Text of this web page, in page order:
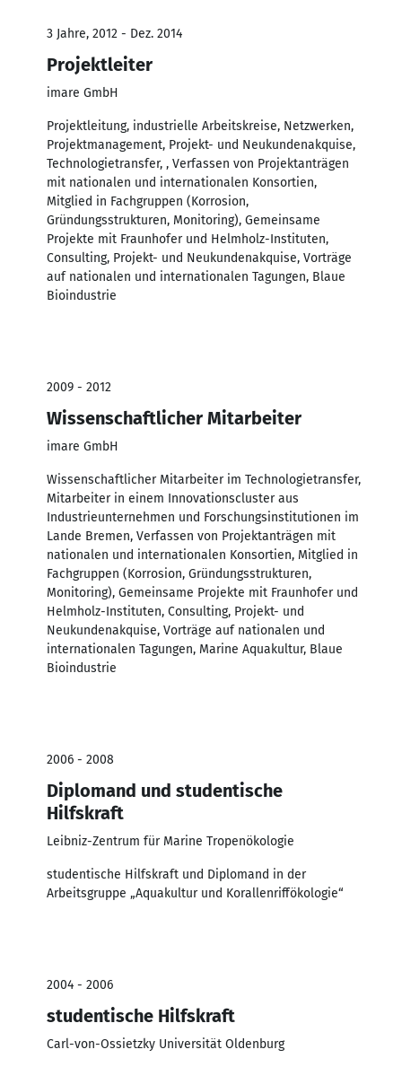
3 Jahre, 2012 - Dez. 2014
Projektleiter
imare GmbH
Projektleitung, industrielle Arbeitskreise, Netzwerken,
Projektmanagement, Projekt- und Neukundenakquise,
Technologietransfer, , Verfassen von Projektanträgen
mit nationalen und internationalen Konsortien,
Mitglied in Fachgruppen (Korrosion,
Gründungsstrukturen, Monitoring), Gemeinsame
Projekte mit Fraunhofer und Helmholz-Instituten,
Consulting, Projekt- und Neukundenakquise, Vorträge
auf nationalen und internationalen Tagungen, Blaue
Bioindustrie
2009 - 2012
Wissenschaftlicher Mitarbeiter
imare GmbH
Wissenschaftlicher Mitarbeiter im Technologietransfer,
Mitarbeiter in einem Innovationscluster aus
Industrieunternehmen und Forschungsinstitutionen im
Lande Bremen, Verfassen von Projektanträgen mit
nationalen und internationalen Konsortien, Mitglied in
Fachgruppen (Korrosion, Gründungsstrukturen,
Monitoring), Gemeinsame Projekte mit Fraunhofer und
Helmholz-Instituten, Consulting, Projekt- und
Neukundenakquise, Vorträge auf nationalen und
internationalen Tagungen, Marine Aquakultur, Blaue
Bioindustrie
2006 - 2008
Diplomand und studentische
Hilfskraft
Leibniz-Zentrum für Marine Tropenökologie
studentische Hilfskraft und Diplomand in der
Arbeitsgruppe „Aquakultur und Korallenriffökologie“
2004 - 2006
studentische Hilfskraft
Carl-von-Ossietzky Universität Oldenburg